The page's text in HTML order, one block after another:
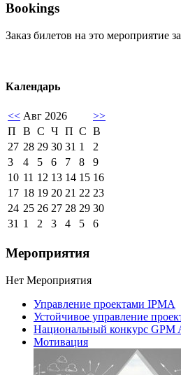
Bookings
Заказ билетов на это мероприятие
Календарь
<< Авг 2026
>>
П
В С Ч П С В
27 28 29 30 31 1
2
3
4 5 6 7 8
9
10 11 12 13 14 15 16
17 18 19 20 21 22 23
24 25 26 27 28 29 30
31 1 2 3 4 5 6
Мероприятия
Нет Мероприятия
Управление проектами IPMA
Устойчивое управление
Национальный конкурс GPM
Мотивация